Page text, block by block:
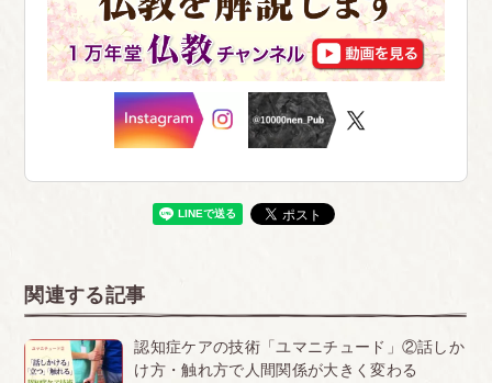
関連する記事
認知症ケアの技術「ユマニチュード」②話しか
け方・触れ方で人間関係が大きく変わる